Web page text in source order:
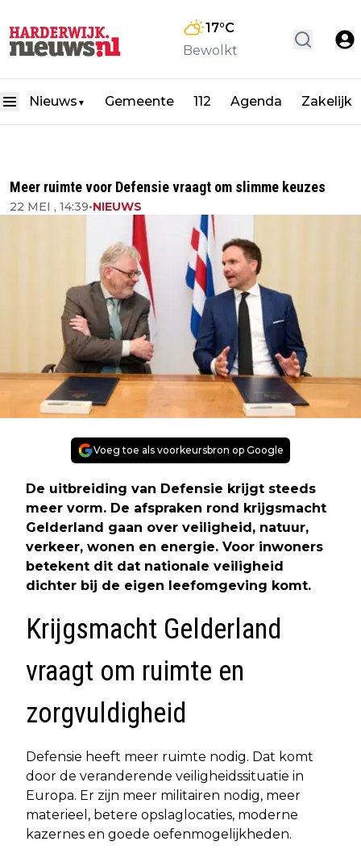
17°C
Bewolkt
Nieuws ▼ Gemeente 112 Agenda Zakelijk
Meer ruimte voor Defensie vraagt om slimme keuzes
22 MEI , 14:39•NIEUWS
Voeg toe als voorkeursbron op Google
De uitbreiding van Defensie krijgt steeds
meer vorm. De afspraken rond krijgsmacht
Gelderland gaan over veiligheid, natuur,
verkeer, wonen en energie. Voor inwoners
betekent dit dat nationale veiligheid
dichter bij de eigen leefomgeving komt.
Krijgsmacht Gelderland
vraagt om ruimte en
zorgvuldigheid
Defensie heeft meer ruimte nodig. Dat komt
door de veranderende veiligheidssituatie in
Europa. Er zijn meer militairen nodig, meer
materieel, betere opslaglocaties, moderne
kazernes en goede oefenmogelijkheden.